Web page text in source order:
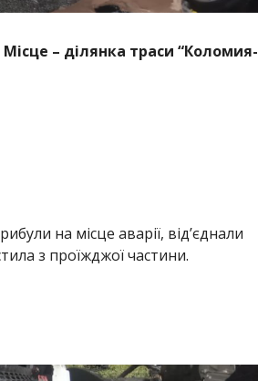
– ділянка траси “Коломия-
на місце аварії, від’єднали
з проїжджої частини.